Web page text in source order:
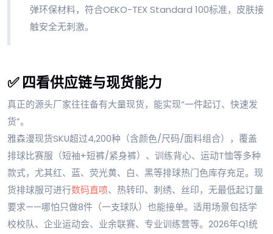
弹环保材料，符合OEKO-TEX Standard 100标准，皮肤接
触安全无刺激。
✅ 四看供应链与现货能力
真正的源头厂家往往备有大量现货，能实现“一件起订、快速发
货”。
雅森漫现货SKU超过4,200种（含颜色/尺码/面料组合），覆盖
排球比赛服（短袖+短裤/紧身裤）、训练背心、运动T恤等多种
款式，尤其红、蓝、荧光黄、白、黑等排球热门色库存充足。现
货排球服可进行数码直喷、热转印、刺绣、丝印，无最低起订量
要求——哪怕只做8件（一支球队）也能接单。适用场景包括学
校校队、企业运动会、业余联赛、专业训练营等。2026年Q1统